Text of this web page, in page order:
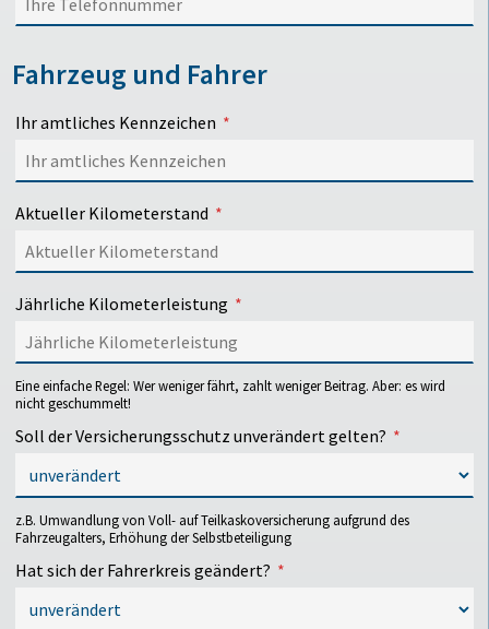
Fahrzeug und Fahrer
Ihr amtliches Kennzeichen
Aktueller Kilometerstand
Jährliche Kilometerleistung
Eine einfache Regel: Wer weniger fährt, zahlt weniger Beitrag. Aber: es wird
nicht geschummelt!
Soll der Versicherungsschutz unverändert gelten?
z.B. Umwandlung von Voll- auf Teilkaskoversicherung aufgrund des
Fahrzeugalters, Erhöhung der Selbstbeteiligung
Gewünschte Anpassungen
Hat sich der Fahrerkreis geändert?